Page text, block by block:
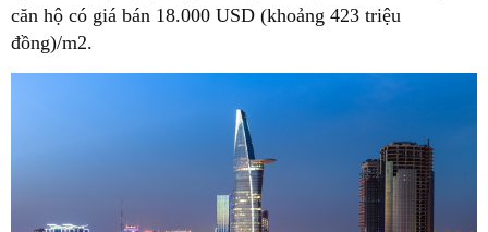
căn hộ có giá bán 18.000 USD (khoảng 423 triệu
đồng)/m2.